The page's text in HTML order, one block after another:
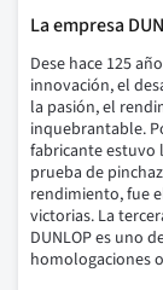
La empresa
Dese hace 125
innovación, el
la pasión, el
inquebrantable.
fabricante estuvo
prueba de
rendimiento, fue
victorias. La
DUNLOP es uno
homologaciones